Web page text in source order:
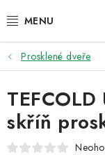
na
DODAVATEL
VESTAVNÉ
VOLNĚ STOJÍCÍ
Prosklené dveře
skříň